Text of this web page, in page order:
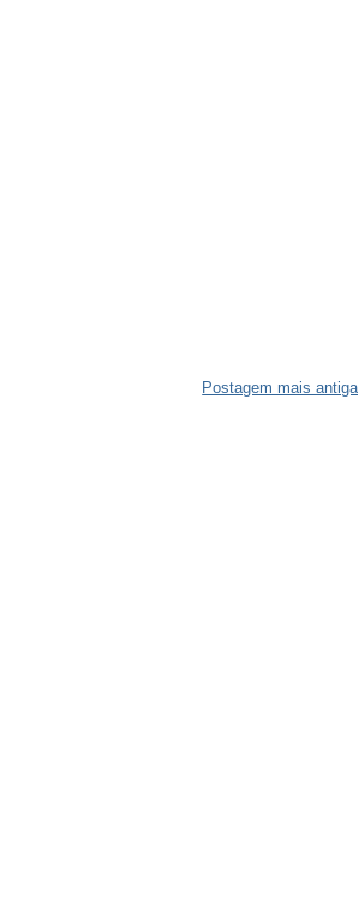
Postagem mais antiga